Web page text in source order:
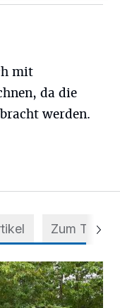
mit
da die
werden.
Zum Thema